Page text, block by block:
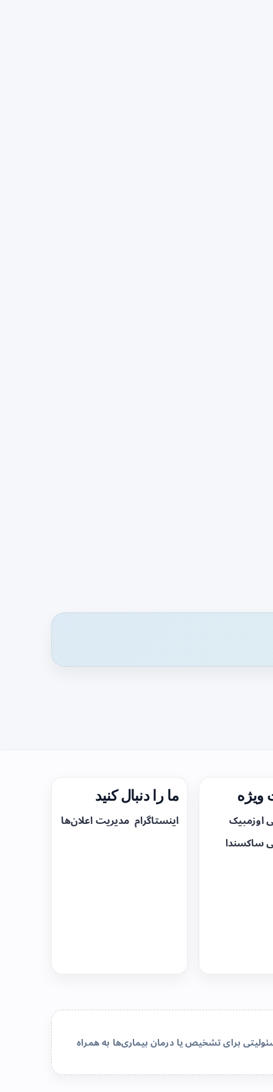
ویژه
اوزمپیک
ساکسندا
ما را دنبال کنید
اینستاگرام مدیریت اعلان‌ها
برای تشخیص یا درمان بیماری‌ها به همراه